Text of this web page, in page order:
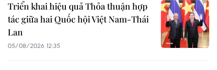
Triển khai hiệu quả Thỏa thuận hợp
tác giữa hai Quốc hội Việt Nam-Thái
Lan
05/08/2026 12:35